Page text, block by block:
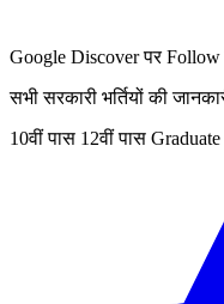
Google Discover पर
सभी सरकारी भर्तियों की
10वीं पास 12वीं पास Graduate